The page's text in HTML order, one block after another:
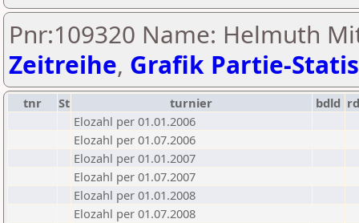
Pnr:109320 Name: Helmuth
Zeitreihe, Grafik Partie-
tnr St turnier bdld
Elozahl per 01.01.2006
Elozahl per 01.07.2006
Elozahl per 01.01.2007
Elozahl per 01.07.2007
Elozahl per 01.01.2008
Elozahl per 01.07.2008